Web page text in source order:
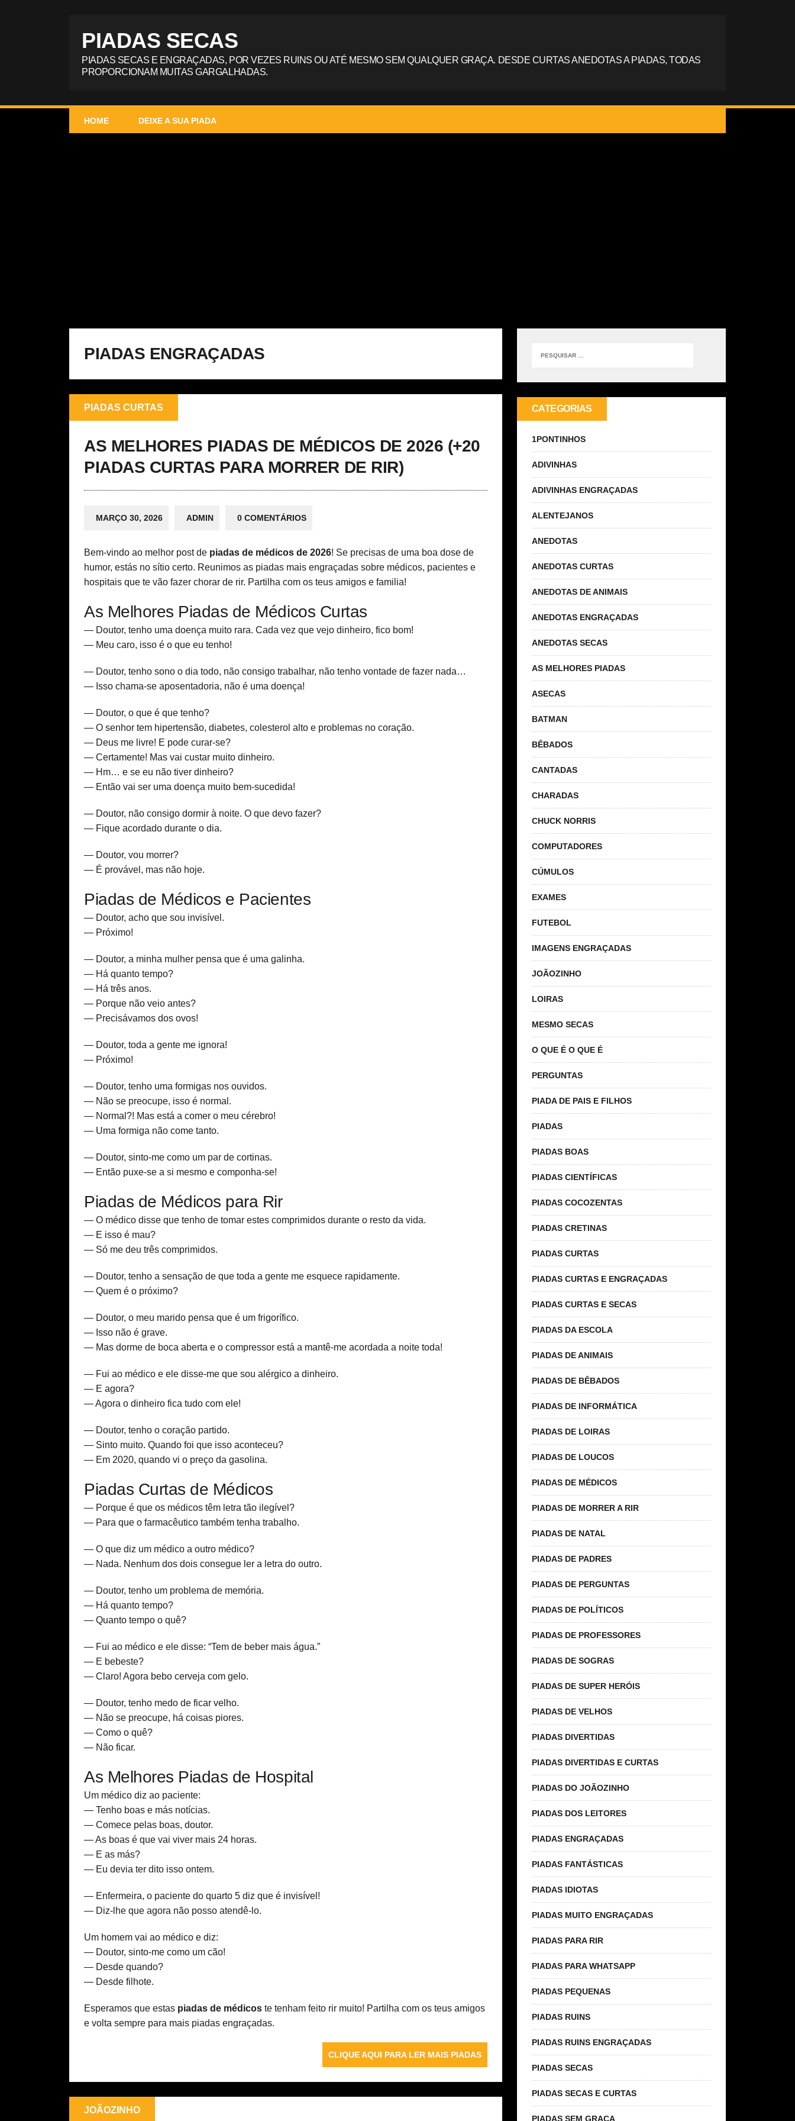
PIADAS SECAS
PIADAS SECAS E ENGRAÇADAS, POR VEZES RUINS OU ATÉ MESMO SEM QUALQUER GRAÇA. DESDE CURTAS ANEDOTAS A PIADAS, TODAS
PROPORCIONAM MUITAS GARGALHADAS.
HOME DEIXE A SUA PIADA
PIADAS ENGRAÇADAS
PIADAS CURTAS
AS MELHORES PIADAS DE MÉDICOS DE 2026 (+20
PIADAS CURTAS PARA MORRER DE RIR)
MARÇO 30, 2026 ADMIN 0 COMENTÁRIOS
Bem-vindo ao melhor post de piadas de médicos de 2026! Se precisas de uma boa dose de
humor, estás no sítio certo. Reunimos as piadas mais engraçadas sobre médicos, pacientes e
hospitais que te vão fazer chorar de rir. Partilha com os teus amigos e familia!
As Melhores Piadas de Médicos Curtas
— Doutor, tenho uma doença muito rara. Cada vez que vejo dinheiro, fico bom!
— Meu caro, isso é o que eu tenho!
— Doutor, tenho sono o dia todo, não consigo trabalhar, não tenho vontade de fazer nada…
— Isso chama-se aposentadoria, não é uma doença!
— Doutor, o que é que tenho?
— O senhor tem hipertensão, diabetes, colesterol alto e problemas no coração.
— Deus me livre! E pode curar-se?
— Certamente! Mas vai custar muito dinheiro.
— Hm… e se eu não tiver dinheiro?
— Então vai ser uma doença muito bem-sucedida!
— Doutor, não consigo dormir à noite. O que devo fazer?
— Fique acordado durante o dia.
— Doutor, vou morrer?
— É provável, mas não hoje.
Piadas de Médicos e Pacientes
— Doutor, acho que sou invisível.
— Próximo!
— Doutor, a minha mulher pensa que é uma galinha.
— Há quanto tempo?
— Há três anos.
— Porque não veio antes?
— Precisávamos dos ovos!
— Doutor, toda a gente me ignora!
— Próximo!
— Doutor, tenho uma formigas nos ouvidos.
— Não se preocupe, isso é normal.
— Normal?! Mas está a comer o meu cérebro!
— Uma formiga não come tanto.
— Doutor, sinto-me como um par de cortinas.
— Então puxe-se a si mesmo e componha-se!
Piadas de Médicos para Rir
— O médico disse que tenho de tomar estes comprimidos durante o resto da vida.
— E isso é mau?
— Só me deu três comprimidos.
— Doutor, tenho a sensação de que toda a gente me esquece rapidamente.
— Quem é o próximo?
— Doutor, o meu marido pensa que é um frigorífico.
— Isso não é grave.
— Mas dorme de boca aberta e o compressor está a mantê-me acordada a noite toda!
— Fui ao médico e ele disse-me que sou alérgico a dinheiro.
— E agora?
— Agora o dinheiro fica tudo com ele!
— Doutor, tenho o coração partido.
— Sinto muito. Quando foi que isso aconteceu?
— Em 2020, quando vi o preço da gasolina.
Piadas Curtas de Médicos
— Porque é que os médicos têm letra tão ilegível?
— Para que o farmacêutico também tenha trabalho.
— O que diz um médico a outro médico?
— Nada. Nenhum dos dois consegue ler a letra do outro.
— Doutor, tenho um problema de memória.
— Há quanto tempo?
— Quanto tempo o quê?
— Fui ao médico e ele disse: “Tem de beber mais água.”
— E bebeste?
— Claro! Agora bebo cerveja com gelo.
— Doutor, tenho medo de ficar velho.
— Não se preocupe, há coisas piores.
— Como o quê?
— Não ficar.
As Melhores Piadas de Hospital
Um médico diz ao paciente:
— Tenho boas e más notícias.
— Comece pelas boas, doutor.
— As boas é que vai viver mais 24 horas.
— E as más?
— Eu devia ter dito isso ontem.
— Enfermeira, o paciente do quarto 5 diz que é invisível!
— Diz-lhe que agora não posso atendê-lo.
Um homem vai ao médico e diz:
— Doutor, sinto-me como um cão!
— Desde quando?
— Desde filhote.
Esperamos que estas piadas de médicos te tenham feito rir muito! Partilha com os teus amigos
e volta sempre para mais piadas engraçadas.
CLIQUE AQUI PARA LER MAIS PIADAS
JOÃOZINHO
CATEGORIAS
1PONTINHOS
ADIVINHAS
ADIVINHAS ENGRAÇADAS
ALENTEJANOS
ANEDOTAS
ANEDOTAS CURTAS
ANEDOTAS DE ANIMAIS
ANEDOTAS ENGRAÇADAS
ANEDOTAS SECAS
AS MELHORES PIADAS
ASECAS
BATMAN
BÊBADOS
CANTADAS
CHARADAS
CHUCK NORRIS
COMPUTADORES
CÚMULOS
EXAMES
FUTEBOL
IMAGENS ENGRAÇADAS
JOÃOZINHO
LOIRAS
MESMO SECAS
O QUE É O QUE É
PERGUNTAS
PIADA DE PAIS E FILHOS
PIADAS
PIADAS BOAS
PIADAS CIENTÍFICAS
PIADAS COCOZENTAS
PIADAS CRETINAS
PIADAS CURTAS
PIADAS CURTAS E ENGRAÇADAS
PIADAS CURTAS E SECAS
PIADAS DA ESCOLA
PIADAS DE ANIMAIS
PIADAS DE BÊBADOS
PIADAS DE INFORMÁTICA
PIADAS DE LOIRAS
PIADAS DE LOUCOS
PIADAS DE MÉDICOS
PIADAS DE MORRER A RIR
PIADAS DE NATAL
PIADAS DE PADRES
PIADAS DE PERGUNTAS
PIADAS DE POLÍTICOS
PIADAS DE PROFESSORES
PIADAS DE SOGRAS
PIADAS DE SUPER HERÓIS
PIADAS DE VELHOS
PIADAS DIVERTIDAS
PIADAS DIVERTIDAS E CURTAS
PIADAS DO JOÃOZINHO
PIADAS DOS LEITORES
PIADAS ENGRAÇADAS
PIADAS FANTÁSTICAS
PIADAS IDIOTAS
PIADAS MUITO ENGRAÇADAS
PIADAS PARA RIR
PIADAS PARA WHATSAPP
PIADAS PEQUENAS
PIADAS RUINS
PIADAS RUINS ENGRAÇADAS
PIADAS SECAS
PIADAS SECAS E CURTAS
PIADAS SEM GRAÇA